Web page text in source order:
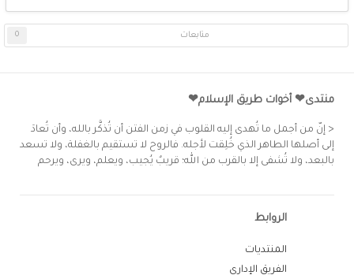
2010
متابعات 0
منتدى❤ أخوات طريق الإسلام❤
< إنّ من أجمل ما تُهدى إليه القلوب في زمن الفتن أن تُذكَّر بالله، وأن تُعادَ
إلى أصلها الطاهر الذي خُلِقت لأجله. فالروح لا تستقيم بالغفلة، ولا تسعد
بالبعد، ولا تُشفى إلا بالقرب من الله؛ قريبٌ يُجيب، ويعلم، ويرى، ويرحم
الروابط
المنتديات
الفريق الإداري